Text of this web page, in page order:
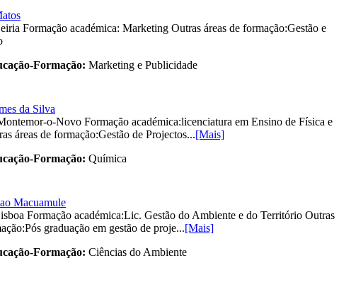
Formação académica: Marketing Outras áreas de formação:Gestão e
Formação: Marketing e Publicidade
da Silva
o-Novo Formação académica:licenciatura em Ensino de Física e
áreas de formação:Gestão de Projectos...[Mais]
Formação: Química
Macuamule
Formação académica:Lic. Gestão do Ambiente e do Território Outras
graduação em gestão de proje...[Mais]
Formação: Ciências do Ambiente